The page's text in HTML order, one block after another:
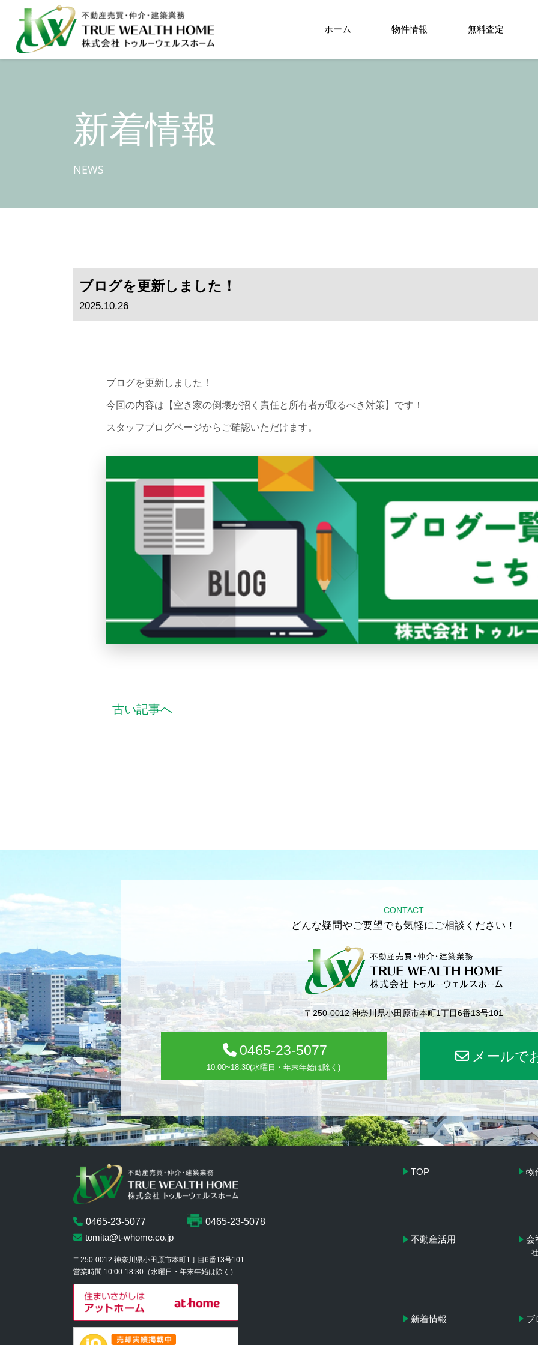
ホーム 物件情報 無料査定
新着情報
NEWS
ブログを更新しました！
2025.10.26
ブログを更新しました！
今回の内容は【空き家の倒壊が招く責任と所有者が取るべき対策】です！
スタッフブログページからご確認いただけます。
古い記事へ
CONTACT
どんな疑問やご要望でも気軽にご相談ください！
〒250-0012神奈川県小田原市本町1丁目6番13号101
0465-23-5077
10:00~18:30(水曜日・年末年始は除く)
メールで
0465-23-5077
0465-23-5078
tomita@t-whome.co.jp
〒250-0012 神奈川県小田原市本町1丁目6番13号101
営業時間 10:00-18:30 （水曜日・年末年始は除く）
TOP 物
不動産活用 会
-
新着情報 ブ